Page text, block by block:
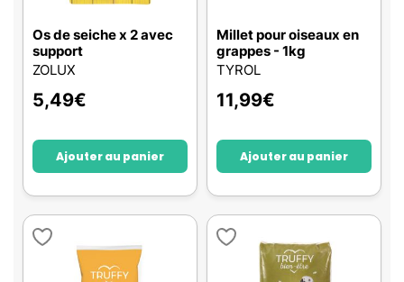
Os de seiche x 2 avec
support
ZOLUX
5,49€
Ajouter au panier
Millet pour oiseaux en
grappes - 1kg
TYROL
11,99€
Ajouter au panier